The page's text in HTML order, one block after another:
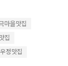
마을맛집
집
정맛집